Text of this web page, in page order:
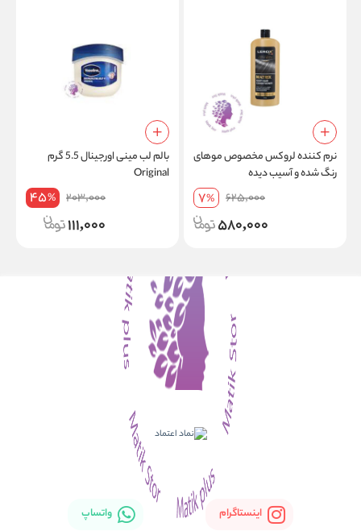
نرم کننده لروکس مخصوص موهای
رنگ شده و آسیب دیده
625,000
7%
580,000
بالم لب مینی اورجینال 5.5 گرم
Original
203,000
45%
111,000
اینستاگرام واتساپ